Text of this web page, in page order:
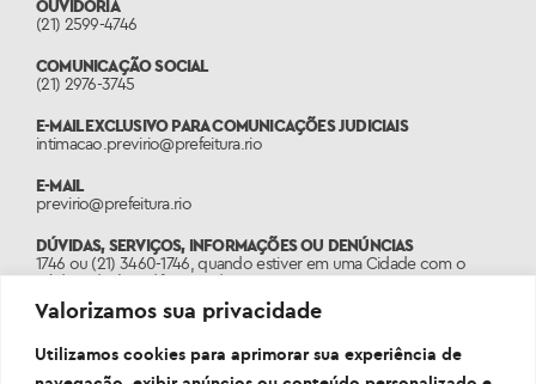
Valorizamos sua privacidade
Utilizamos cookies para aprimorar sua experiência de
OUVIDORIA
(21) 2599-4746
COMUNICAÇÃO SOCIAL
(21) 2976-3745
E-MAIL EXCLUSIVO PARA COMUNICAÇÕES JUDICIAIS
intimacao.previrio@prefeitura.rio
E-MAIL
previrio@prefeitura.rio
DÚVIDAS, SERVIÇOS, INFORMAÇÕES OU DENÚNCIAS
1746 ou (21) 3460-1746, quando estiver em uma Cidade com o
código de área diferente do 21.
PORTAL